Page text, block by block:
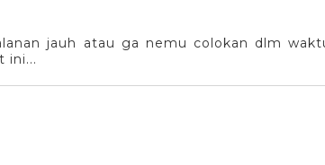
jauh atau ga nemu colokan dlm
ini...